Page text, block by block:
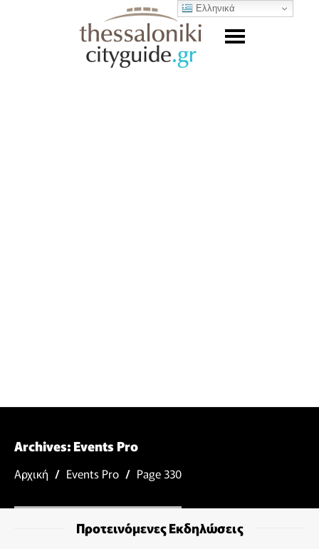
Archives:Events Pro
Αρχική / Events Pro / Page 330
Προτεινόμενες Εκδηλώσεις
Ελληνικά